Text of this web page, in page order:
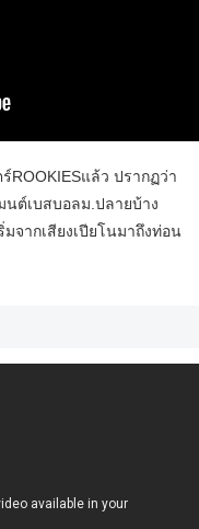
ROOKIESแล้ว ปรากฏว่า
ต์เบสบอลม.ปลายบ้าง
จากเสียงเปียโนมาถึงท่อน